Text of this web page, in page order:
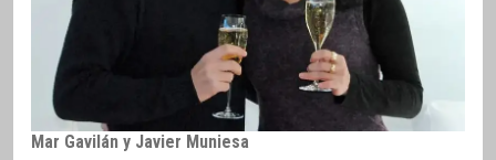
Mar Gavilán y Javier Muniesa